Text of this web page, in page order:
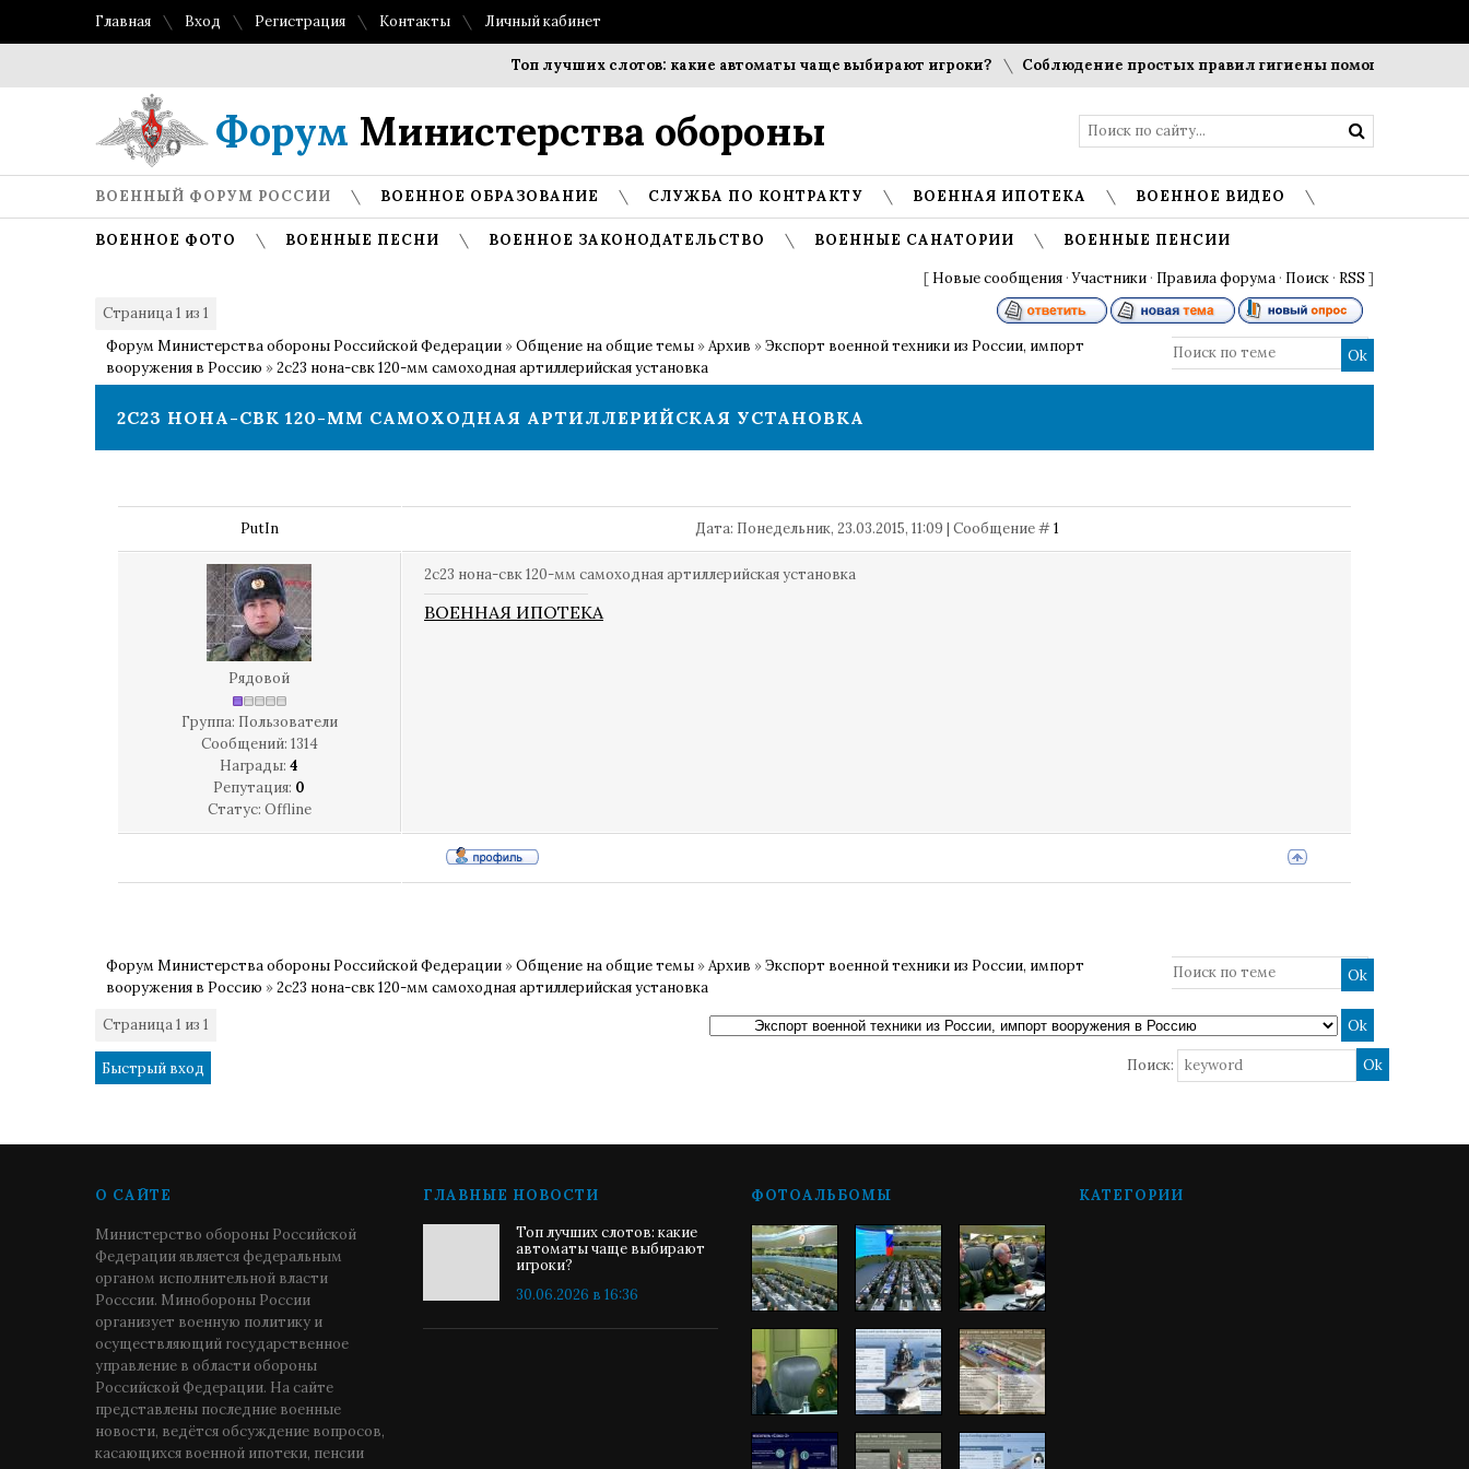
Главная Вход Регистрация Контакты Личный кабинет
Топ лучших слотов: какие автоматы чаще выбирают игроки? Соблюдение простых правил гигиены помогает
Форум Министерства обороны
ВОЕННЫЙ ФОРУМ РОССИИ ВОЕННОЕ ОБРАЗОВАНИЕ СЛУЖБА ПО КОНТРАКТУ ВОЕННАЯ ИПОТЕКА ВОЕННОЕ ВИДЕО
ВОЕННОЕ ФОТО ВОЕННЫЕ ПЕСНИ ВОЕННОЕ ЗАКОНОДАТЕЛЬСТВО ВОЕННЫЕ САНАТОРИИ ВОЕННЫЕ ПЕНСИИ
[ Новые сообщения ·Участники · Правила форума · Поиск · RSS ]
Страница1 из 1
Форум Министерства обороны Российской Федерации »Общение на общие темы »Архив »Экспорт военной техники из России, импорт
вооружения в Россию »2с23 нона-свк 120-мм самоходная артиллерийская установка
2С23 НОНА-СВК 120-ММ САМОХОДНАЯ АРТИЛЛЕРИЙСКАЯ УСТАНОВКА
PutIn Дата: Понедельник, 23.03.2015, 11:09 | Сообщение #1
Рядовой
Группа: Пользователи
Сообщений: 1314
Награды: 4
Репутация: 0
Статус: Offline
2с23 нона-свк 120-мм самоходная артиллерийская установка
ВОЕННАЯ ИПОТЕКА
Форум Министерства обороны Российской Федерации »Общение на общие темы »Архив »Экспорт военной техники из России, импорт
вооружения в Россию »2с23 нона-свк 120-мм самоходная артиллерийская установка
Страница1 из 1
Поиск:
О САЙТЕ
Министерство обороны Российской
Федерации является федеральным
органом исполнительной власти
Росссии. Минобороны России
организует военную политику и
осуществляющий государственное
управление в области обороны
Российской Федерации. На сайте
представлены последние военные
новости, ведётся обсуждение вопросов,
касающихся военной ипотеки, пенсии
ГЛАВНЫЕ НОВОСТИ
Топ лучших слотов: какие
автоматы чаще выбирают
игроки?
30.06.2026 в 16:36
ФОТОАЛЬБОМЫ КАТЕГОРИИ